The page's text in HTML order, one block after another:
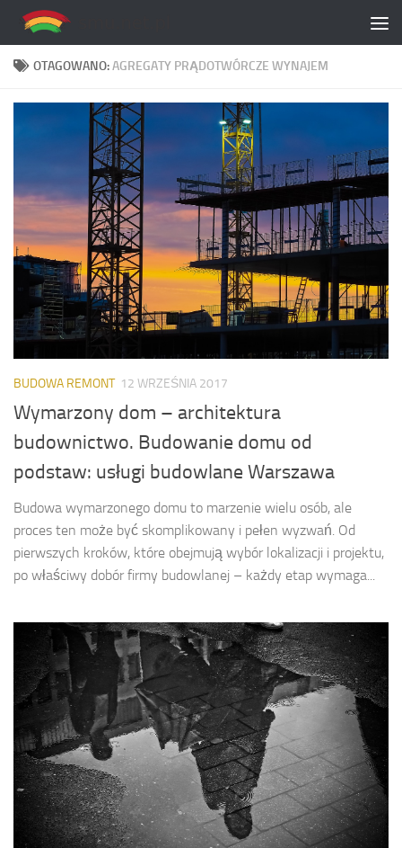
Skip to content
OTAGOWANO:AGREGATY PRĄDOTWÓRCZE WYNAJEM
BUDOWA REMONT 12 WRZEŚNIA 2017
Wymarzony dom – architektura
budownictwo. Budowanie domu od
podstaw: usługi budowlane Warszawa
Budowa wymarzonego domu to marzenie wielu osób, ale
proces ten może być skomplikowany i pełen wyzwań. Od
pierwszych kroków, które obejmują wybór lokalizacji i projektu,
po właściwy dobór firmy budowlanej – każdy etap wymaga...